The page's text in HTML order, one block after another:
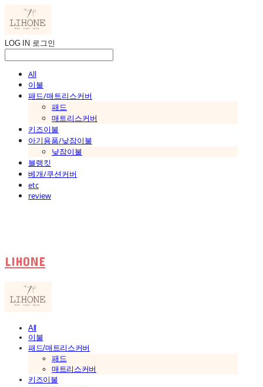
LOG IN 로그인
All
이불
패드/매트리스커버
패드
매트리스커버
키즈이불
아기용품/낮잠이불
낮잠이불
블랭킷
베개/쿠션커버
etc
review
LIHONE
All
이불
패드/매트리스커버
패드
매트리스커버
키즈이불